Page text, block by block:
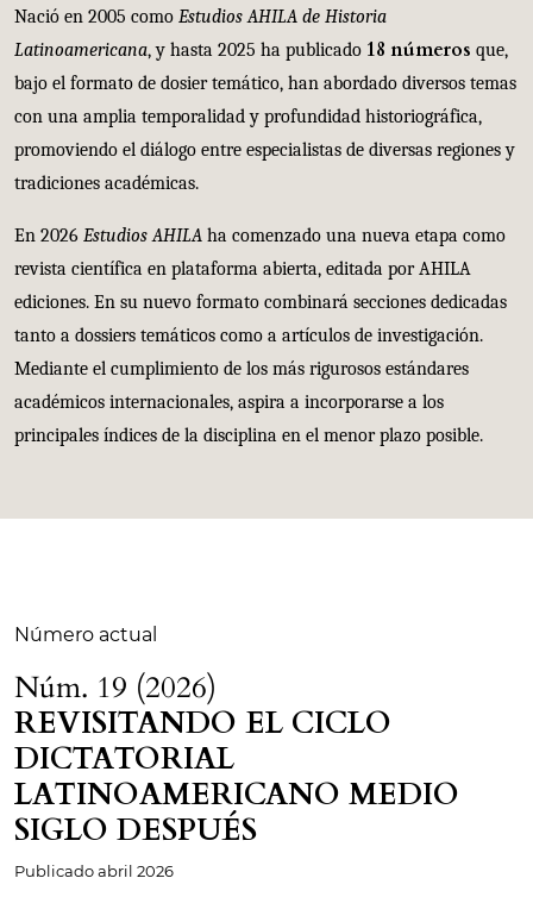
Nació en 2005 como Estudios AHILA de Historia
Latinoamericana,y hasta 2025 ha publicado 18 números que,
bajo el formato de dosier temático, han abordado diversos temas
con una amplia temporalidad y profundidad historiográfica,
promoviendo el diálogo entre especialistas de diversas regiones y
tradiciones académicas.
En 2026 Estudios AHILA ha comenzado una nueva etapa como
revista científica en plataforma abierta, editada por AHILA
ediciones. En su nuevo formato combinará secciones dedicadas
tanto a dossiers temáticos como a artículos de investigación.
Mediante el cumplimiento de los más rigurosos estándares
académicos internacionales, aspira a incorporarse a los
principales índices de la disciplina en el menor plazo posible.
Número actual
Núm. 19 (2026)
REVISITANDO EL CICLO
DICTATORIAL
LATINOAMERICANO MEDIO
SIGLO DESPUÉS
Publicadoabril 2026